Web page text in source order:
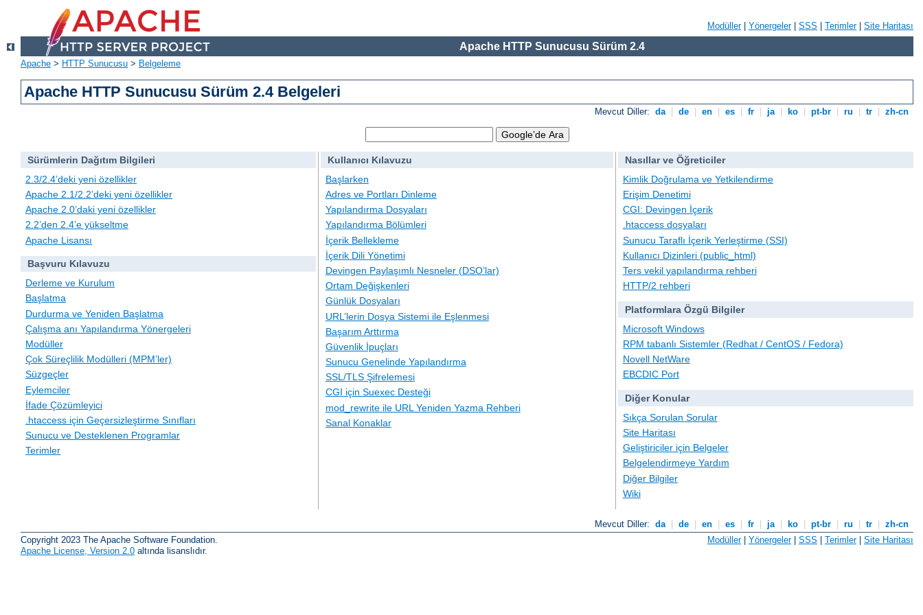
Modüller| Yönergeler| SSS Terimler| Site Haritası
Apache HTTP Sunucusu Sürüm 2.4
Apache > HTTP Sunucusu > Belgeleme
Apache HTTP Sunucusu Sürüm 2.4 Belgeleri
Mevcut Diller: da de en es fr ja ko pt-br ru tr zh-cn
Sürümlerin Dağıtım Bilgileri
2.3/2.4’deki yeni özellikler
Apache 2.1/2.2’deki yeni özellikler
Apache 2.0’daki yeni özellikler
2.2’den 2.4’e yükseltme
Apache Lisansı
Başvuru Kılavuzu
Derleme ve Kurulum
Başlatma
Durdurma ve Yeniden Başlatma
Çalışma anı Yapılandırma Yönergeleri
Modüller
Çok Süreçlilik Modülleri (MPM’ler)
Süzgeçler
Eylemciler
İfade Çözümleyici
.htaccess için Geçersizleştirme Sınıfları
Sunucu ve Desteklenen Programlar
Terimler
Kullanıcı Kılavuzu
Başlarken
Adres ve Portları Dinleme
Yapılandırma Dosyaları
Yapılandırma Bölümleri
İçerik Bellekleme
İçerik Dili Yönetimi
Devingen Paylaşımlı Nesneler (DSO’lar)
Ortam Değişkenleri
Günlük Dosyaları
URL’lerin Dosya Sistemi ile Eşlenmesi
Başarım Arttırma
Güvenlik İpuçları
Sunucu Genelinde Yapılandırma
SSL/TLS Şifrelemesi
CGI için Suexec Desteği
mod_rewrite ile URL Yeniden Yazma Rehberi
Sanal Konaklar
Nasıllar ve Öğreticiler
Kimlik Doğrulama ve Yetkilendirme
Erişim Denetimi
CGI: Devingen İçerik
.htaccess dosyaları
Sunucu Taraflı İçerik Yerleştirme (SSI)
Kullanıcı Dizinleri (public_html)
Ters vekil yapılandırma rehberi
HTTP/2 rehberi
Platformlara Özgü Bilgiler
Microsoft Windows
RPM tabanlı Sistemler (Redhat / CentOS / Fedora)
Novell NetWare
EBCDIC Port
Diğer Konular
Sıkça Sorulan Sorular
Site Haritası
Geliştiriciler için Belgeler
Belgelendirmeye Yardım
Diğer Bilgiler
Wiki
Mevcut Diller: da de en es fr ja ko pt-br ru tr
zh-cn
Copyright 2023 The Apache Software Foundation.
Apache License, Version 2.0 altında lisanslıdır.
Modüller| Yönergeler| SSS | Terimler| Site Haritası